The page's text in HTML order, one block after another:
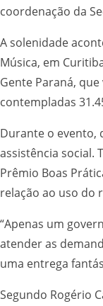
coordenação da
A solenidade
Música, em
Gente Paraná,
contempladas
Durante o evento,
assistência social.
Prêmio Boas
relação ao uso do
“Apenas um
atender as
uma entrega
Segundo Rogério